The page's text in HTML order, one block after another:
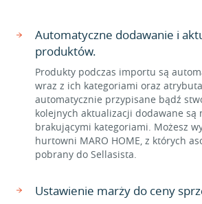
Automatyczne dodawanie i
produktów.
Produkty podczas importu są
wraz z ich kategoriami oraz
automatycznie przypisane bądź
kolejnych aktualizacji dodawane są
brakującymi kategoriami. Możesz
hurtowni MARO HOME, z których
pobrany do Sellasista.
Ustawienie marży do ceny